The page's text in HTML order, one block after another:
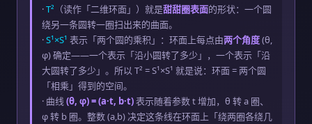
·T² （读作「二维环面」）就是甜甜圈表面的形状：一个圆
绕另一条圆转一圈扫出来的曲面。
·S¹×S¹ 表示「两个圆的乘积」：环面上每点由两个角度(θ,
φ) 确定——一个表示「沿小圆转了多少」，一个表示「沿
大圆转了多少」。所以 T² = S¹×S¹ 就是说：环面 = 两个圆
「相乘」得到的空间。
· 曲线 (θ, φ) = (a·t, b·t)表示随着参数 t 增加，θ 转 a 圈、
φ 转 b 圈。整数 (a,b) 决定这条线在环面上「绕两圈各绕几